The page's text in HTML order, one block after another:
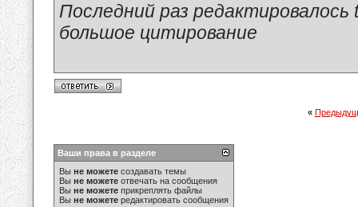
Последний раз
большое цитирование
«
Ваши права в разделе
Вы не можете создавать темы
Вы не можете отвечать на сообщения
Вы не можете прикреплять файлы
Вы не можете редактировать сообщения